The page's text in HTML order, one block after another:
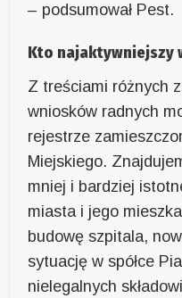
– podsumował Pest.
Kto najaktywniejszy
Z treściami różnych
wniosków radnych
rejestrze
Miejskiego.
mniej i bardziej
miasta i jego
budowę szpitala,
sytuację w spółce
nielegalnych